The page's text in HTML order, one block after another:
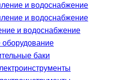
и водоснабжение
баки